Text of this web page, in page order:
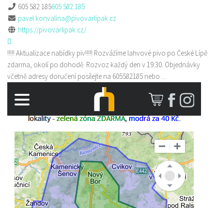
605 582 185605 582 185
pavel.konvalina@pivovarlipak.cz
https://pivovarlipak.cz/
!!!!! Aktualizace nabídky piv!!!!! Rozvážíme lahvové pivo po České Lípě
zdarma, okolí po dohodě. Rozvoz každý den v 19:30. Objednávky
včetně adresy doručení posílejte na 605582185 nebo ...